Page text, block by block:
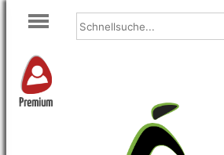
Premium